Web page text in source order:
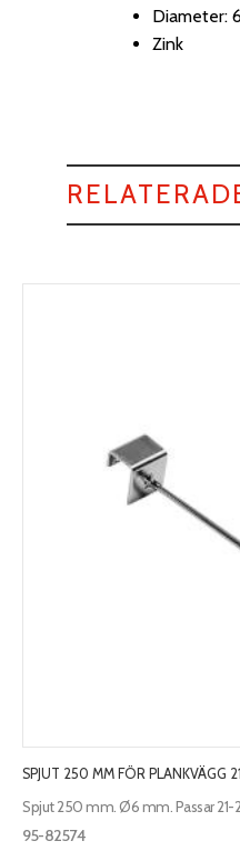
Diameter:
Zink
SPJUT 250 MM FÖR PLANKVÄGG
Spjut 250 mm. Ø6 mm. Passar 21-
95-82574